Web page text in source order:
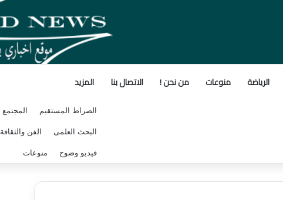
الرياضة منوعات من نحن ! الاتصال بنا المزيد
الصراط المستقيم المجتمع
البحث العلمى الفن والثقافة
فيديو وضوح منوعات